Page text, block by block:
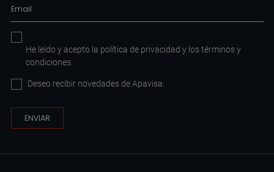
He leído y acepto la política de privacidad y lostérminos y
condiciones
Deseo recibir novedades de Apavisa.